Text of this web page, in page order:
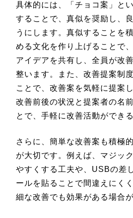
具体的には、「チョコ案」と
することで、真似を奨励し、
うにします。真似することを
める文化を作り上げることで
アイデアを共有し、全員が改
整います。また、改善提案制
ことで、改善案を気軽に提案
改善前後の状況と提案者の名
とで、手軽に改善活動ができ
さらに、簡単な改善案も積極
が大切です。例えば、マジッ
やすくする工夫や、USBの差
ールを貼ることで間違えにく
細な改善でも効果がある場合